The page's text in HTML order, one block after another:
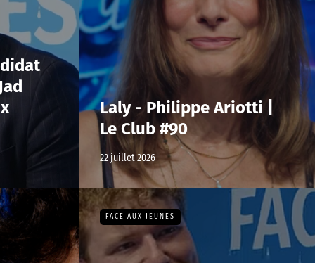
Laly - Philippe Ariotti |
Le Club #90
22 juillet 2026
FACE AUX JEUNES